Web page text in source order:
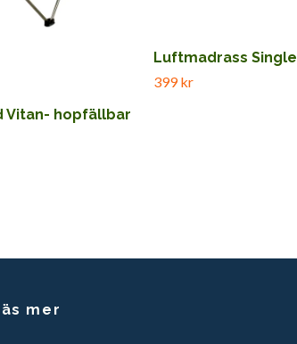
Vitan- hopfällbar
Luftmadrass Single
399 kr
mer